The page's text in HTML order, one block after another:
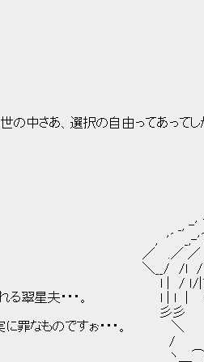
の自由ってあってしかる
＿
ゝ
ﾄ
, /l'| ﾄ
´/〃| -
l | l | （ー） / （
） .
ぉ・・・。 ＼
// | ﾚ